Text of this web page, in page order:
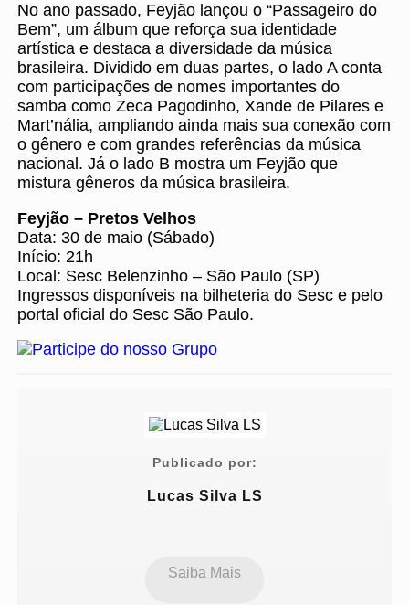
No ano passado, Feyjão lançou o “Passageiro do
Bem”, um álbum que reforça sua identidade
artística e destaca a diversidade da música
brasileira. Dividido em duas partes, o lado A conta
com participações de nomes importantes do
samba como Zeca Pagodinho, Xande de Pilares e
Mart’nália, ampliando ainda mais sua conexão com
o gênero e com grandes referências da música
nacional. Já o lado B mostra um Feyjão que
mistura gêneros da música brasileira.
Feyjão – Pretos Velhos
Data: 30 de maio (Sábado)
Início: 21h
Local: Sesc Belenzinho – São Paulo (SP)
Ingressos disponíveis na bilheteria do Sesc e pelo
portal oficial do Sesc São Paulo.
Publicado por:
Lucas Silva LS
Saiba Mais